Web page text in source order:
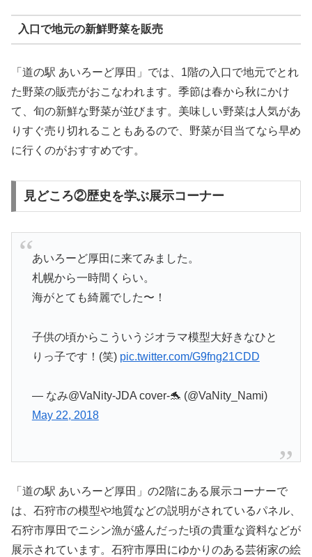
入口で地元の新鮮野菜を販売
「道の駅 あいろーど厚田」では、1階の入口で地元でとれ
た野菜の販売がおこなわれます。季節は春から秋にかけ
て、旬の新鮮な野菜が並びます。美味しい野菜は人気があ
りすぐ売り切れることもあるので、野菜が目当てなら早め
に行くのがおすすめです。
見どころ②歴史を学ぶ展示コーナー
あいろーど厚田に来てみました。
札幌から一時間くらい。
海がとても綺麗でした〜！
子供の頃からこういうジオラマ模型大好きなひと
りっ子です！(笑) pic.twitter.com/G9fng21CDD
— なみ@VaNity-JDA cover-🐬 (@VaNity_Nami)
May 22, 2018
「道の駅 あいろーど厚田」の2階にある展示コーナーで
は、石狩市の模型や地質などの説明がされているパネル、
石狩市厚田でニシン漁が盛んだった頃の貴重な資料などが
展示されています。石狩市厚田にゆかりのある芸術家の絵